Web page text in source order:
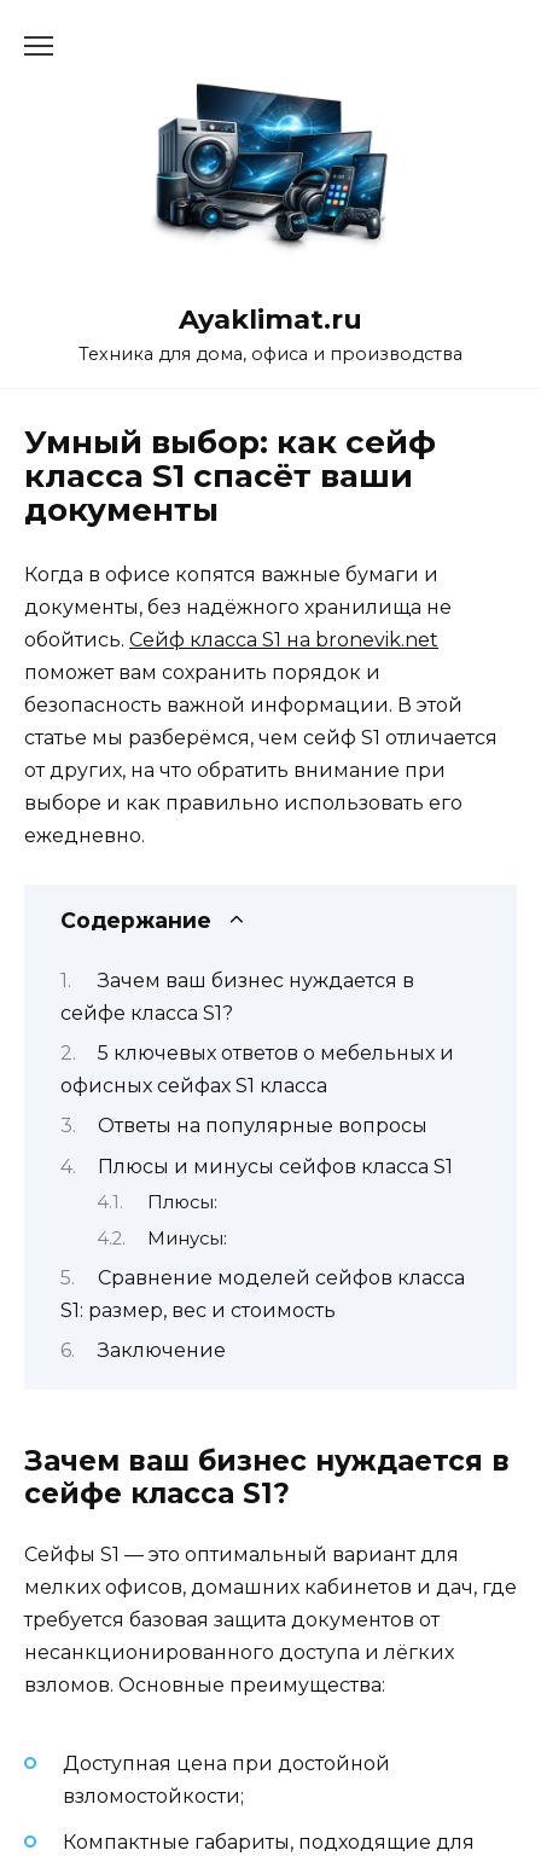
Ayaklimat.ru
Техника для дома, офиса и производства
Умный выбор: как сейф
класса S1 спасёт ваши
документы
Когда в офисе копятся важные бумаги и
документы, без надёжного хранилища не
обойтись. Сейф класса S1 на bronevik.net
поможет вам сохранить порядок и
безопасность важной информации. В этой
статье мы разберёмся, чем сейф S1 отличается
от других, на что обратить внимание при
выборе и как правильно использовать его
ежедневно.
Содержание
Зачем ваш бизнес нуждается в
сейфе класса S1?
5 ключевых ответов о мебельных и
офисных сейфах S1 класса
Ответы на популярные вопросы
Плюсы и минусы сейфов класса S1
Плюсы:
Минусы:
Сравнение моделей сейфов класса
S1: размер, вес и стоимость
Заключение
Зачем ваш бизнес нуждается в
сейфе класса S1?
Сейфы S1 — это оптимальный вариант для
мелких офисов, домашних кабинетов и дач, где
требуется базовая защита документов от
несанкционированного доступа и лёгких
взломов. Основные преимущества:
Доступная цена при достойной
взломостойкости;
Компактные габариты, подходящие для